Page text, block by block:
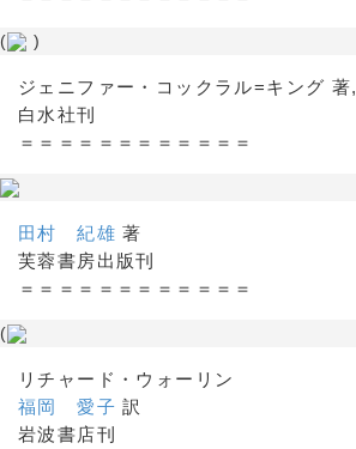
( )
ジェニファー・コックラル=キング 著,
白水社刊
＝＝＝＝＝＝＝＝＝＝＝＝
田村 紀雄 著
芙蓉書房出版刊
＝＝＝＝＝＝＝＝＝＝＝＝
(
リチャード・ウォーリン
福岡 愛子 訳
岩波書店刊